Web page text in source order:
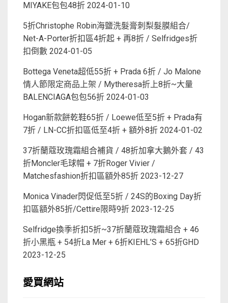
MIYAKE包包48折 2024-01-10
5折Christophe Robin海鹽洗髮膏刺梨髮膜組合/
Net-A-Porter折扣區4折起 + 再8折 / Selfridges折
扣倒數 2024-01-05
Bottega Veneta超低55折 + Prada 6折 / Jo Malone
情人節限定商品上架 / Mytheresa折上8折~大量
BALENCIAGA包包56折 2024-01-03
Hogan新款餅乾鞋65折 / Loewe低至5折 + Prada有
7折 / LN-CC折扣區低至4折 + 額外8折 2024-01-02
37折蘭蔻玫瑰霜組合補貨 / 48折加拿大鵝外套 / 43
折Moncler毛球帽 + 7折Roger Vivier /
Matchesfashion折扣區額外85折 2023-12-27
Monica Vinader閃促低至5折 / 24S的Boxing Day折
扣區額外85折/Cettire限時9折 2023-12-25
Selfridge換季折扣5折~37折蘭蔻玫瑰霜組合 + 46
折小黑瓶 + 54折La Mer + 6折KIEHL’S + 65折GHD
2023-12-25
愛買網站